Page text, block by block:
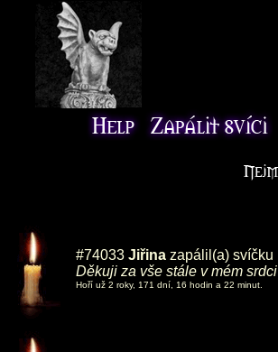
#74033 Jiřina zapálil(a) svíčku
Děkuji za vše stále v mém srdci
Hoří už 2 roky, 171 dní, 16 hodin a 22 minut.